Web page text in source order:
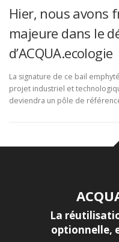
Hier, nous avons
majeure dans le
d’ACQUA.ecologie
La signature de ce bail
projet industriel et
deviendra un pôle de
La
optionnelle,